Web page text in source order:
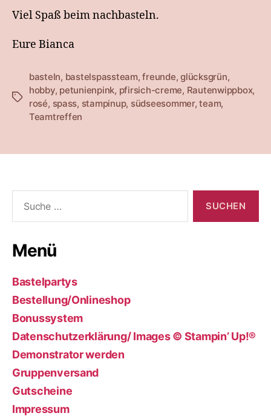
Viel Spaß beim nachbasteln.
Eure Bianca
Schlagwörter
basteln, bastelspassteam,freunde,glücksgrün,
hobby, petunienpink, pfirsich-creme, Rautenwippbox,
rosé, spass, stampinup, südseesommer,team,
Teamtreffen
nach:
Menü
Bastelpartys
Bestellung/Onlineshop
Bonussystem
Datenschutzerklärung/ Images © Stampin’ Up!®
Demonstrator werden
Gruppenversand
Gutscheine
Impressum